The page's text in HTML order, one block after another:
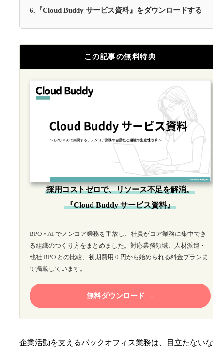
6.『Cloud Buddy サービス資料』をダウンロードする
この記事の無料特典
採用コストゼロで、リソース不足を解消。
『Cloud Buddy サービス資料』
BPO × AI でノンコア業務を手放し、社員がコア業務に集中でき
る組織のつくり方をまとめました。対応業務領域、人材派遣・
他社 BPO との比較、初期費用 0 円から始められる料金プランま
で掲載しています。
無料ダウンロード
企業活動を支えるバックオフィス業務は、目立たないな